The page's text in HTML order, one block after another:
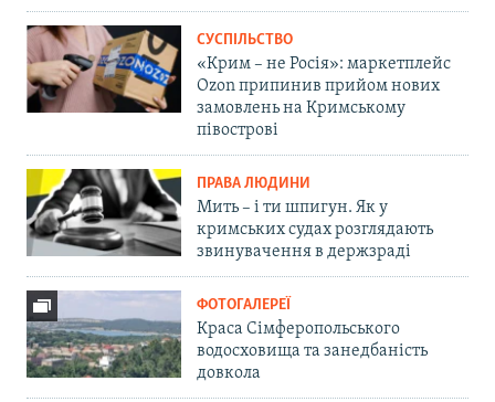
СУСПІЛЬСТВО
«Крим – не Росія»: маркетплейс
Ozon припинив прийом нових
замовлень на Кримському
півострові
ПРАВА ЛЮДИНИ
Мить – і ти шпигун. Як у
кримських судах розглядають
звинувачення в держзраді
ФОТОГАЛЕРЕЇ
Краса Сімферопольського
водосховища та занедбаність
довкола